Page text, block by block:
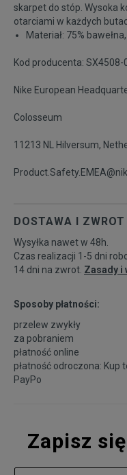
skarpet do stóp. Wysoka
otarciami w każdych
Materiał: 75%
Kod producenta: SX4508-
Nike European
Colosseum
11213 NL Hilversum,
DOSTAWA I ZWROT
Wysyłka nawet w 48h.
Czas realizacji 1-5 dni
14 dni na zwrot. Zasady i
Sposoby płatności:
przelew zwykły
za pobraniem
płatność online
płatność odroczona: Kup
PayPo
Zapisz